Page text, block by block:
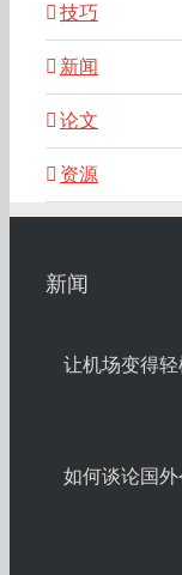
技巧
新闻
论文
资源
新闻
让机场变得
如何谈论国